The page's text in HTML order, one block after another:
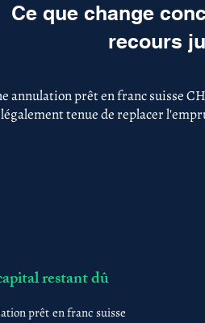
Ce que change
recours
annulation prêt en franc suisse
tenue de replacer
restant dû
prêt en franc suisse